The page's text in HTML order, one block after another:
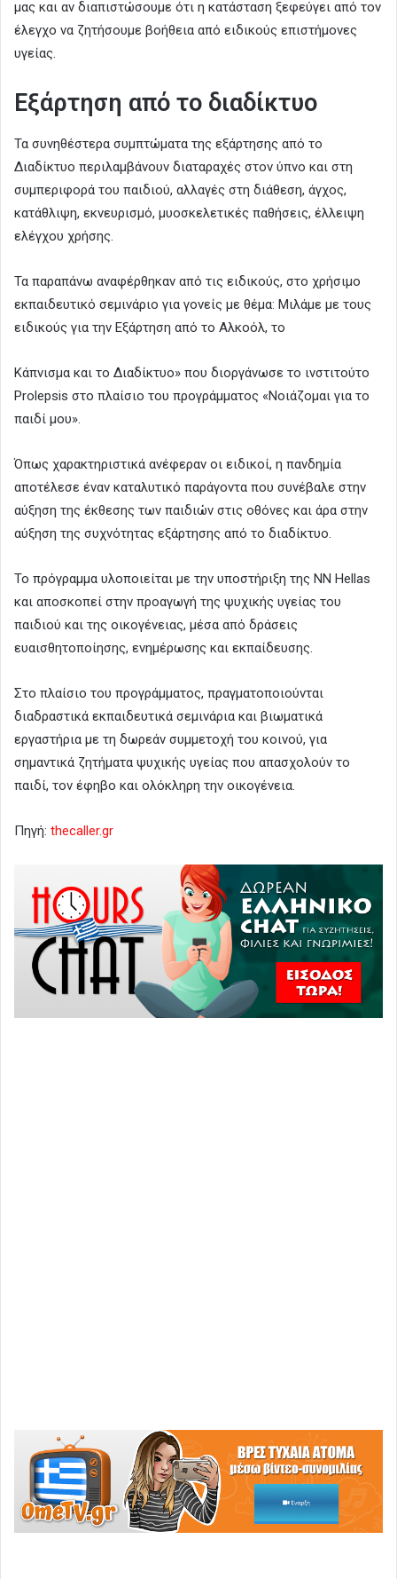
μας και αν διαπιστώσουμε ότι η κατάσταση ξεφεύγει από τον
έλεγχο να ζητήσουμε βοήθεια από ειδικούς επιστήμονες
υγείας.
Εξάρτηση από το διαδίκτυο
Τα συνηθέστερα συμπτώματα της εξάρτησης από το
Διαδίκτυο περιλαμβάνουν διαταραχές στον ύπνο και στη
συμπεριφορά του παιδιού, αλλαγές στη διάθεση, άγχος,
κατάθλιψη, εκνευρισμό, μυοσκελετικές παθήσεις, έλλειψη
ελέγχου χρήσης.
Τα παραπάνω αναφέρθηκαν από τις ειδικούς, στο χρήσιμο
εκπαιδευτικό σεμινάριο για γονείς με θέμα: Μιλάμε με τους
ειδικούς για την Εξάρτηση από το Αλκοόλ, το
Κάπνισμα και το Διαδίκτυο» που διοργάνωσε το ινστιτούτο
Prolepsis στο πλαίσιο του προγράμματος «Νοιάζομαι για το
παιδί μου».
Όπως χαρακτηριστικά ανέφεραν οι ειδικοί, η πανδημία
αποτέλεσε έναν καταλυτικό παράγοντα που συνέβαλε στην
αύξηση της έκθεσης των παιδιών στις οθόνες και άρα στην
αύξηση της συχνότητας εξάρτησης από το διαδίκτυο.
Το πρόγραμμα υλοποιείται με την υποστήριξη της NN Hellas
και αποσκοπεί στην προαγωγή της ψυχικής υγείας του
παιδιού και της οικογένειας, μέσα από δράσεις
ευαισθητοποίησης, ενημέρωσης και εκπαίδευσης.
Στο πλαίσιο του προγράμματος, πραγματοποιούνται
διαδραστικά εκπαιδευτικά σεμινάρια και βιωματικά
εργαστήρια με τη δωρεάν συμμετοχή του κοινού, για
σημαντικά ζητήματα ψυχικής υγείας που απασχολούν το
παιδί, τον έφηβο και ολόκληρη την οικογένεια.
Πηγή: thecaller.gr